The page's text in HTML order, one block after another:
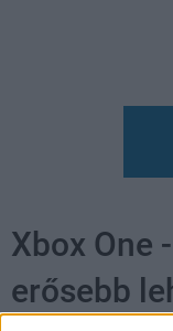
Xbox One
erősebb